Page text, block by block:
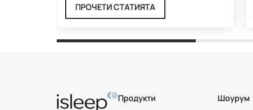
ПРОЧЕТИ СТАТИЯТА
Продукти Шоурум